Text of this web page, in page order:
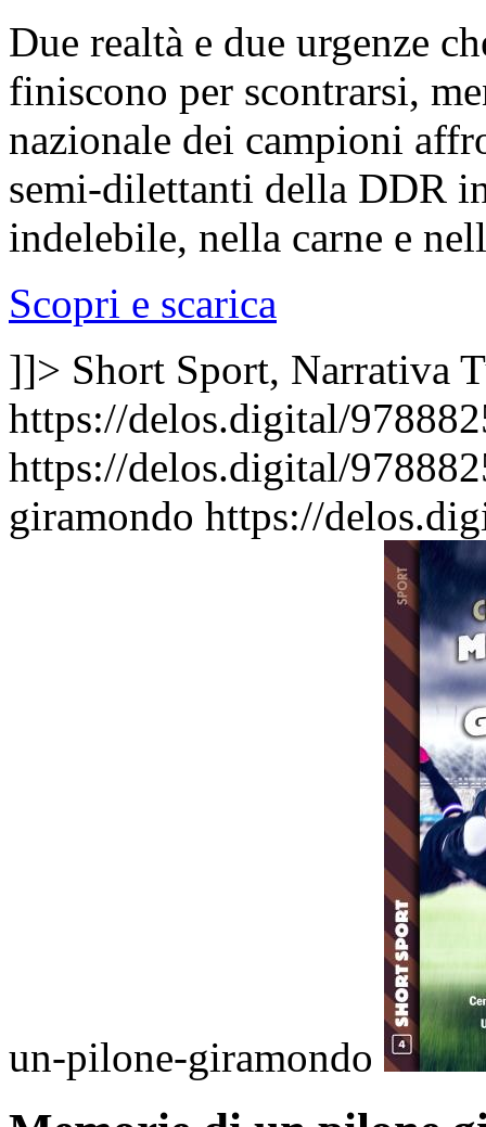
Due realtà e due urgenze
finiscono per scontrarsi,
nazionale dei campioni
semi-dilettanti della DDR
indelebile, nella carne e
Scopri e scarica
]]> Short Sport, Narrativa
https://delos.digital/
https://delos.digital/
giramondo https://
un-pilone-giramondo